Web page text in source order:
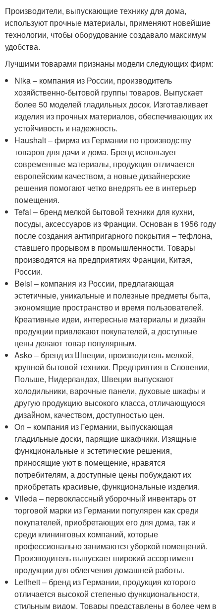
Производители, выпускающие технику для дома,
используют прочные материалы, применяют новейшие
технологии, чтобы оборудование создавало максимум
удобства.
Лучшими товарами признаны модели следующих фирм:
Nika – компания из России, производитель
хозяйственно-бытовой группы товаров. Выпускает
более 50 моделей гладильных досок. Изготавливает
изделия из прочных материалов, обеспечивающих их
устойчивость и надежность.
Haushalt – фирма из Германии по производству
товаров для дачи и дома. Бренд использует
современные материалы, продукция отличается
европейским качеством, а новые дизайнерские
решения помогают четко внедрять ее в интерьер
помещения.
Tefal – бренд мелкой бытовой техники для кухни,
посуды, аксессуаров из Франции. Основан в 1956 году
после создания антипригарного покрытия – тефлона,
ставшего прорывом в промышленности. Товары
производятся на предприятиях Франции, Китая,
России.
Belsi – компания из России, предлагающая
эстетичные, уникальные и полезные предметы быта,
экономящие пространство и время пользователей.
Креативные идеи, интересные материалы и дизайн
продукции привлекают покупателей, а доступные
цены делают товар популярным.
Asko – бренд из Швеции, производитель мелкой,
крупной бытовой техники. Предприятия в Словении,
Польше, Нидерландах, Швеции выпускают
холодильники, варочные панели, духовые шкафы и
другую продукцию высокого класса, отличающуюся
дизайном, качеством, доступностью цен.
On – компания из Германии, выпускающая
гладильные доски, парящие шкафчики. Изящные
функциональные и эстетические решения,
приносящие уют в помещение, нравятся
потребителям, а доступные цены побуждают их
приобретать красивые, функциональные изделия.
Vileda – первоклассный уборочный инвентарь от
торговой марки из Германии популярен как среди
покупателей, приобретающих его для дома, так и
среди клининговых компаний, которые
профессионально занимаются уборкой помещений.
Производитель выпускает широкий ассортимент
продукции для облегчения домашней работы.
Leifheit – бренд из Германии, продукция которого
отличается высокой степенью функциональности,
стильным видом. Товары представлены в более чем в